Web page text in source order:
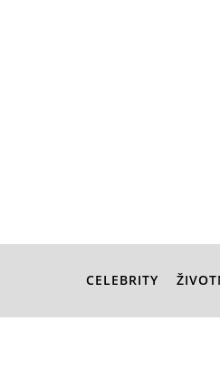
CELEBRITY